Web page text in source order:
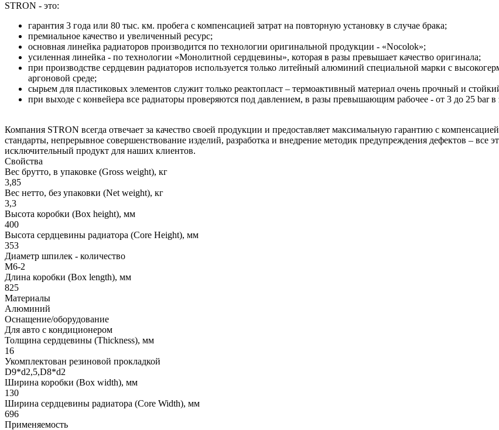
STRON - это:
гарантия 3 года или 80 тыс. км. пробега с компенсацией затрат на повторную установку в случае брака;
премиальное качество и увеличенный ресурс;
основная линейка радиаторов производится по технологии оригинальной продукции - «Nocolok»;
усиленная линейка - по технологии «Монолитной сердцевины», которая в разы превышает качество оригинала;
при производстве сердцевин радиаторов используется только литейный алюминий специальной марки с
аргоновой среде;
сырьем для пластиковых элементов служит только реактопласт – термоактивный материал очень прочный и
при выходе с конвейера все радиаторы проверяются под давлением, в разы превышающим рабочее - от 3 до 25 bar в
Компания STRON всегда отвечает за качество своей продукции и предоставляет максимальную гарантию с
стандарты, непрерывное совершенствование изделий, разработка и внедрение методик предупреждения дефектов – все
исключительный продукт для наших клиентов.
Свойства
Вес брутто, в упаковке (Gross weight), кг
3,85
Вес нетто, без упаковки (Net weight), кг
3,3
Высота коробки (Box height), мм
400
Высота сердцевины радиатора (Core Height), мм
353
Диаметр шпилек - количество
M6-2
Длина коробки (Box length), мм
825
Материалы
Алюминий
Оснащение/оборудование
Для авто с кондиционером
Толщина сердцевины (Thickness), мм
16
Укомплектован резиновой прокладкой
D9*d2,5,D8*d2
Ширина коробки (Box width), мм
130
Ширина сердцевины радиатора (Core Width), мм
696
Применяемость